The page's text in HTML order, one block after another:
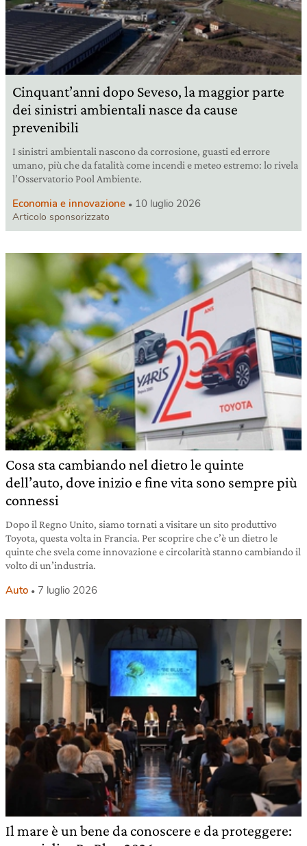
Cinquant’anni dopo Seveso, la maggior parte
dei sinistri ambientali nasce da cause
prevenibili
I sinistri ambientali nascono da corrosione, guasti ed errore
umano, più che da fatalità come incendi e meteo estremo: lo rivela
l’Osservatorio Pool Ambiente.
Economia e innovazione 10 luglio 2026
Articolo sponsorizzato
Cosa sta cambiando nel dietro le quinte
dell’auto, dove inizio e fine vita sono sempre più
connessi
Dopo il Regno Unito, siamo tornati a visitare un sito produttivo
Toyota, questa volta in Francia. Per scoprire che c’è un dietro le
quinte che svela come innovazione e circolarità stanno cambiando il
volto di un’industria.
Auto 7 luglio 2026
Il mare è un bene da conoscere e da proteggere: